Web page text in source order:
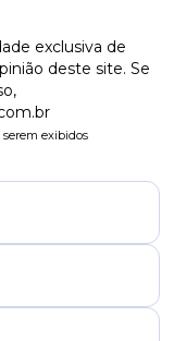
exclusiva de
deste site. Se
exibidos